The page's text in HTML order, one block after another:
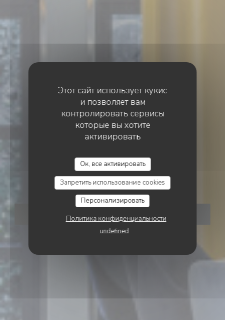
Этот сайт использует кукис
и позволяет вам
контролировать сервисы
которые вы хотите
активировать
Ок, все активировать
Запретить использование cookies
Персонализировать
Политика конфиденциальности
undefined
• ERMONT
Vin sur Vin
ЗАБРОНИРОВАТЬ СТОЛИК
VIN SUR VIN